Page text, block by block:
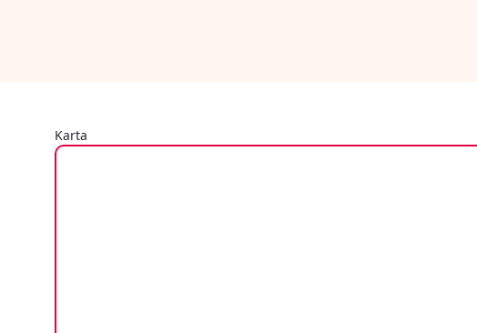
Karta